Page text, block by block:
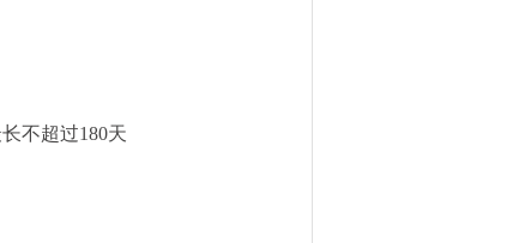
不超过180天